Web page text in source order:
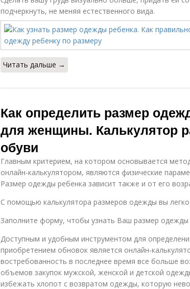
подчеркнуть, не меняя естественного вида.
Читать дальше →
Как определить размер
для женщины. Калькулятор
обуви
Главным критерием, на котором основывается
онлайн-калькулятором, являются физические
Размер одежды ребенка зависит также и от его
С помощью калькулятора размеров одежды вы
Заполните форму, чтобы узнать Ваш размер одежды
Доступным и удобным инструментом для
приобретением обновок является онлайн-
востребованность в последнее время все больше
объемов закупок мужской, женской и детской
избежать хлопот с возвратом одежды, которую